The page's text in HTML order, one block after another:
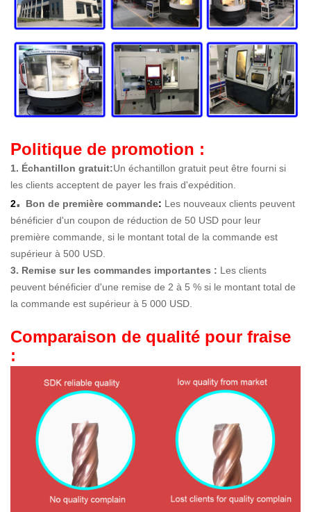
Politique de promotion :
1. Échantillon gratuit:Un échantillon gratuit peut être fourni si
les clients acceptent de payer les frais d'expédition.
2. Bon de première commande: Les nouveaux clients peuvent
bénéficier d'un coupon de réduction de 50 USD pour leur
première commande, si le montant total de la commande est
supérieur à 500 USD.
3. Remise sur les commandes importantes : Les clients
peuvent bénéficier d'une remise de 2 à 5 % si le montant total de
la commande est supérieur à 5 000 USD.
Comparaison de qualité pour fraise
: